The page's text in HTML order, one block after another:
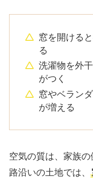
窓を開ける
る
洗濯物を外
がつく
窓やベラン
が増える
空気の質は、家族
路沿いの土地では、